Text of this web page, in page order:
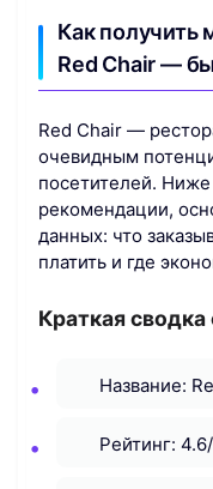
Как получить
Red Chair —
Red Chair —
очевидным
посетителей.
рекомендации,
данных: что
платить и где
Краткая
Название:
Рейтинг: